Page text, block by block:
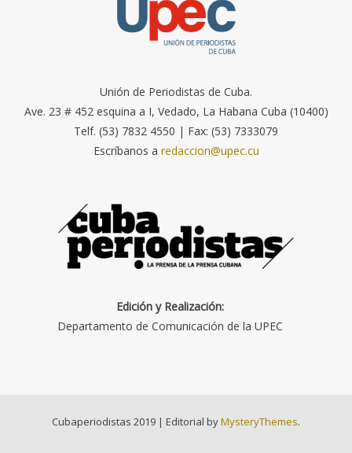
Unión de Periodistas de Cuba.
Ave. 23 # 452 esquina a I, Vedado, La Habana Cuba (10400)
Telf. (53) 7832 4550 | Fax: (53) 7333079
Escríbanos a redaccion@upec.cu
Edición y Realización:
Departamento de Comunicación de la UPEC
Cubaperiodistas 2019 | Editorial byMysteryThemes.